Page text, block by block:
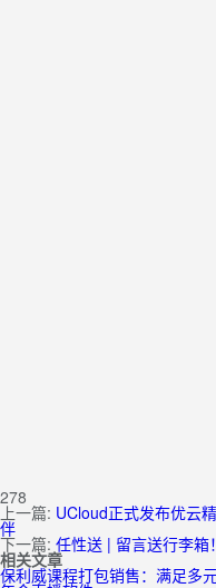
278
上一篇: UCloud正式发布优云
伴
下一篇: 任性送 | 留言送行李箱
相关文章
保利威课程打包销售：满足多